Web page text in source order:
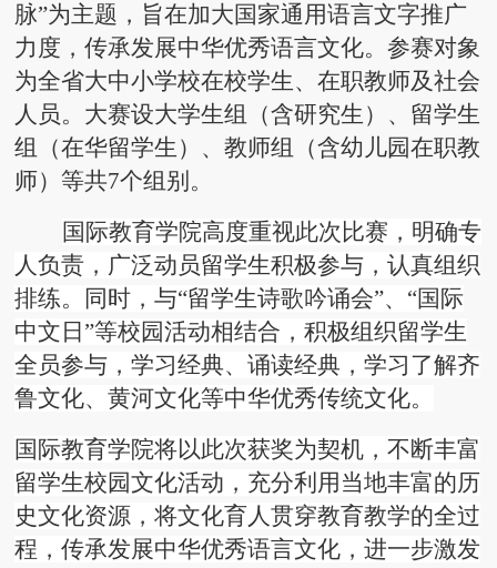
脉”为主题， 旨在加大国家通用语言文字推广
力度，传承发展中华优秀语言文化。参赛对象
为全省大中小学校在校学生、在职教师及社会
人员。大赛设大学生组（含研究生）、留学生
组（在华留学生）、教师组（含幼儿园在职教
师）等共7个组别。
国际教育学院高度重视此次比赛，明确专
人负责，广泛动员留学生积极参与，认真组织
排练。同时，与“留学生诗歌吟诵会”、“国际
中文日”等校园活动相结合，积极组织留学生
全员参与，学习经典、诵读经典，学习了解齐
鲁文化、黄河文化等中华优秀传统文化。
国际教育学院将以此次获奖为契机，不断丰富
留学生校园文化活动，充分利用当地丰富的历
史文化资源，将文化育人贯穿教育教学的全过
程，传承发展中华优秀语言文化，进一步激发